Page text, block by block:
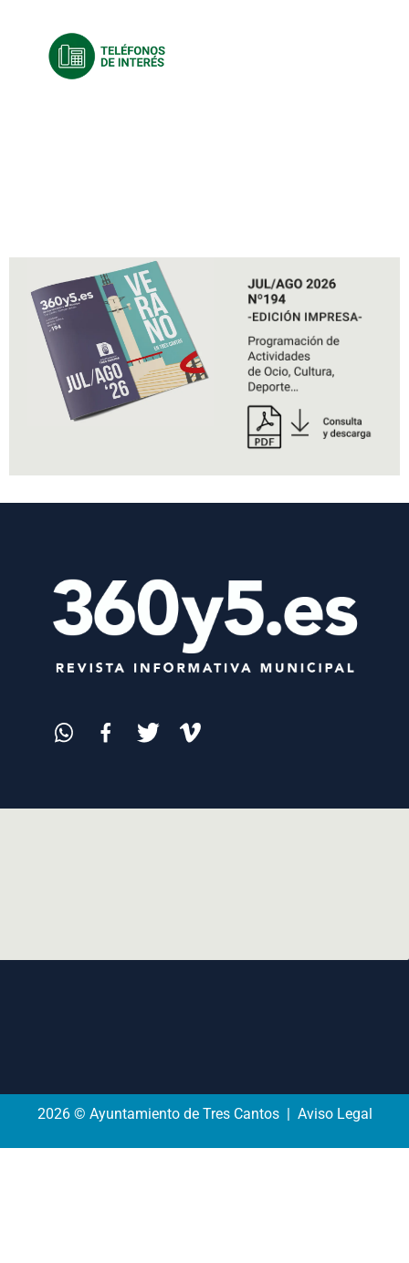
2026 © Ayuntamiento de Tres Cantos | Aviso Legal